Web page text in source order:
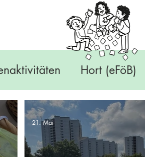
Hort (eFöB)
21. Mai